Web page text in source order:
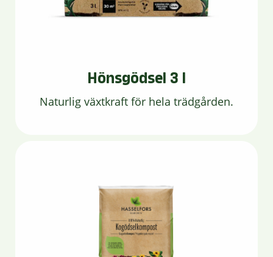
Hönsgödsel 3 l
Naturlig växtkraft för hela trädgården.